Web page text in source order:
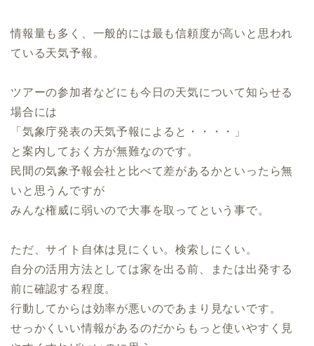
情報量も多く、一般的には最も信頼度が高いと思われ
ている天気予報。
ツアーの参加者などにも今日の天気について知らせる
場合には
「気象庁発表の天気予報によると・・・・」
と案内しておく方が無難なのです。
民間の気象予報会社と比べて差があるかといったら無
いと思うんですが
みんな権威に弱いので大事を取ってという事で。
ただ、サイト自体は見にくい。検索しにくい。
自分の活用方法としては家を出る前、または出発する
前に確認する程度。
行動してからは効率が悪いのであまり見ないです。
せっかくいい情報があるのだからもっと使いやすく見